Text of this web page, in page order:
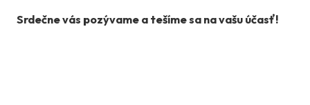
Srdečne vás pozývame a tešíme sa na vašu účasť!